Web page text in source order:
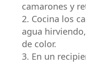
camarones y
Cocina los
agua
de color.
En un